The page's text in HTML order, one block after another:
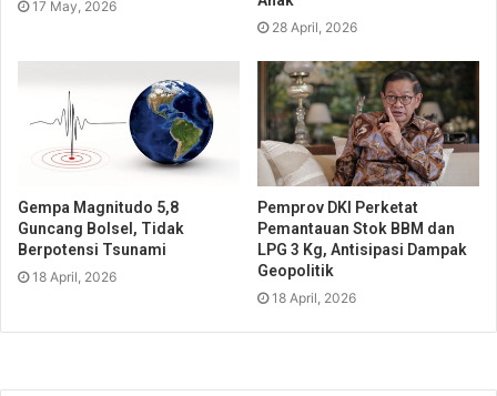
17 May, 2026
28 April, 2026
Gempa Magnitudo 5,8
Guncang Bolsel, Tidak
Berpotensi Tsunami
18 April, 2026
Pemprov DKI Perketat
Pemantauan Stok BBM dan
LPG 3 Kg, Antisipasi Dampak
Geopolitik
18 April, 2026